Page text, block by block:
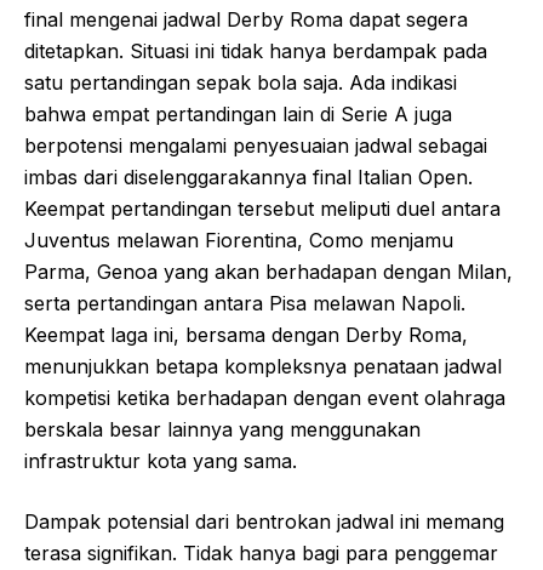
final mengenai jadwal Derby Roma dapat segera
ditetapkan. Situasi ini tidak hanya berdampak pada
satu pertandingan sepak bola saja. Ada indikasi
bahwa empat pertandingan lain di Serie A juga
berpotensi mengalami penyesuaian jadwal sebagai
imbas dari diselenggarakannya final Italian Open.
Keempat pertandingan tersebut meliputi duel antara
Juventus melawan Fiorentina, Como menjamu
Parma, Genoa yang akan berhadapan dengan Milan,
serta pertandingan antara Pisa melawan Napoli.
Keempat laga ini, bersama dengan Derby Roma,
menunjukkan betapa kompleksnya penataan jadwal
kompetisi ketika berhadapan dengan event olahraga
berskala besar lainnya yang menggunakan
infrastruktur kota yang sama.
Dampak potensial dari bentrokan jadwal ini memang
terasa signifikan. Tidak hanya bagi para penggemar